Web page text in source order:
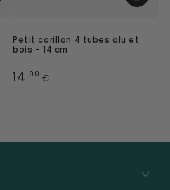
Petit carillon 4 tubes alu et
bois - 14 cm
Prix
14 ,90 €